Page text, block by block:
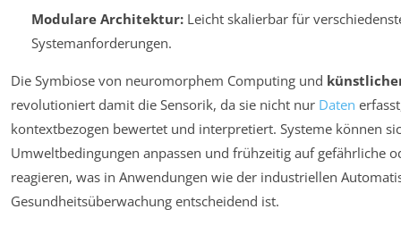
Modulare Architektur:Leicht skalierbar für
Systemanforderungen.
Die Symbiose von neuromorphem Computing und
revolutioniert damit die Sensorik, da sie nicht nur Daten
kontextbezogen bewertet und interpretiert. Systeme können
Umweltbedingungen anpassen und frühzeitig auf gefährliche
reagieren, was in Anwendungen wie der industriellen
Gesundheitsüberwachung entscheidend ist.